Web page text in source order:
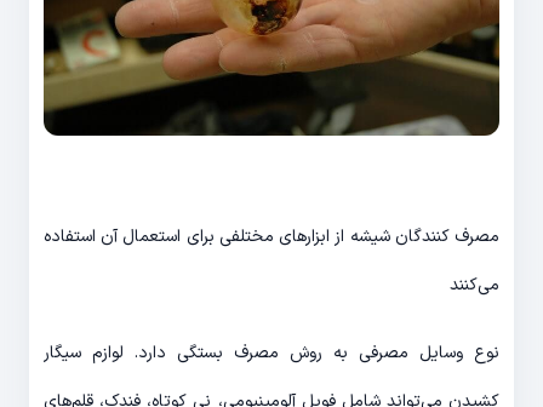
مصرف کنندگان شیشه از ابزارهای مختلفی برای استعمال آن استفاده
می‌کنند
نوع وسایل مصرفی به روش مصرف بستگی دارد. لوازم سیگار
کشیدن می‌تواند شامل فویل آلومینیومی، نی کوتاه، فندک، قلم‌های